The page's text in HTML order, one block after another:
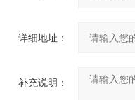
详细地址：
补充说明：